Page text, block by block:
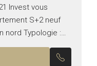
Invest vous
S+2 neuf
nord Typologie :
de :...